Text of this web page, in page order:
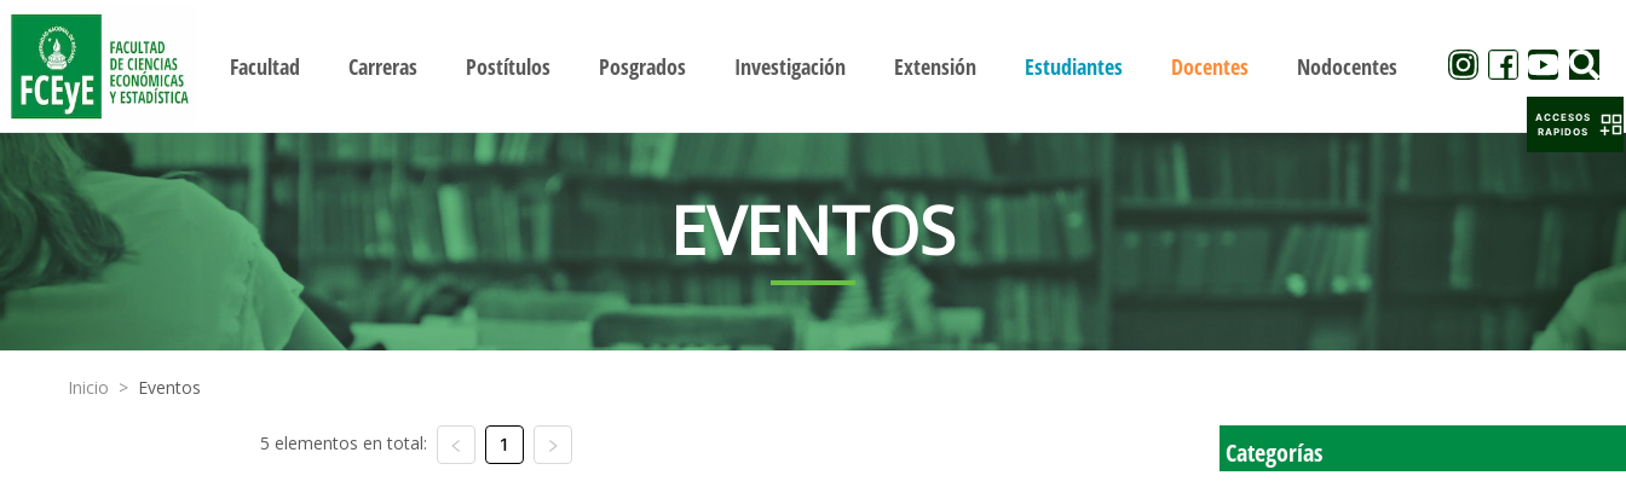
Facultad Carreras Postítulos Posgrados Investigación Extensión Estudiantes Docentes Nodocentes
EVENTOS
Inicio > Eventos
5 elementos en total: 1 Categorías
ACCESOS
RAPIDOS